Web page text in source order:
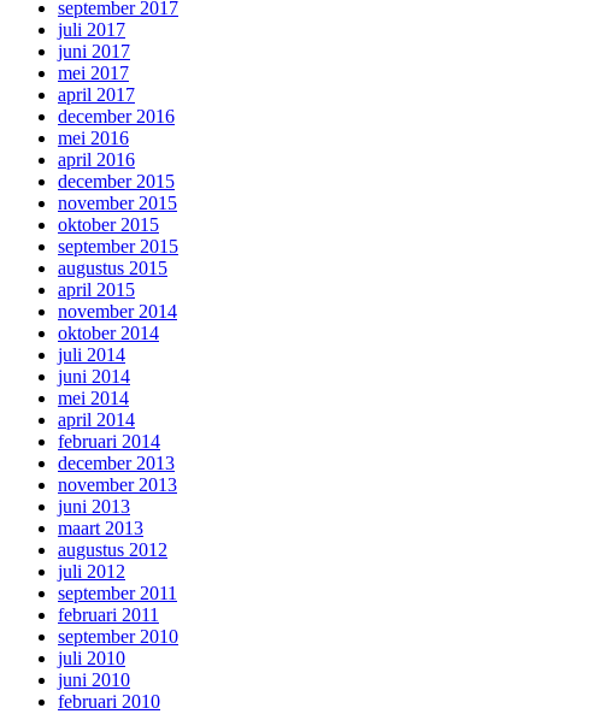
september 2017
juli 2017
juni 2017
mei 2017
april 2017
december 2016
mei 2016
april 2016
december 2015
november 2015
oktober 2015
september 2015
augustus 2015
april 2015
november 2014
oktober 2014
juli 2014
juni 2014
mei 2014
april 2014
februari 2014
december 2013
november 2013
juni 2013
maart 2013
augustus 2012
juli 2012
september 2011
februari 2011
september 2010
juli 2010
juni 2010
februari 2010